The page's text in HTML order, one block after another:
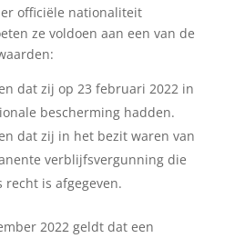
officiële nationaliteit
ze voldoen aan een van de
dat zij op 23 februari 2022 in
bescherming hadden.
dat zij in het bezit waren van
verblijfsvergunning die
recht is afgegeven.
2022 geldt dat een